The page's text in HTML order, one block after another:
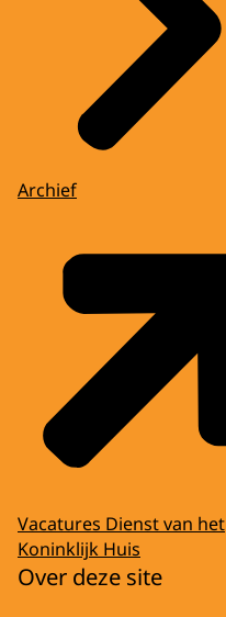
Archief
Vacatures Dienst van het
Koninklijk Huis
Over deze site